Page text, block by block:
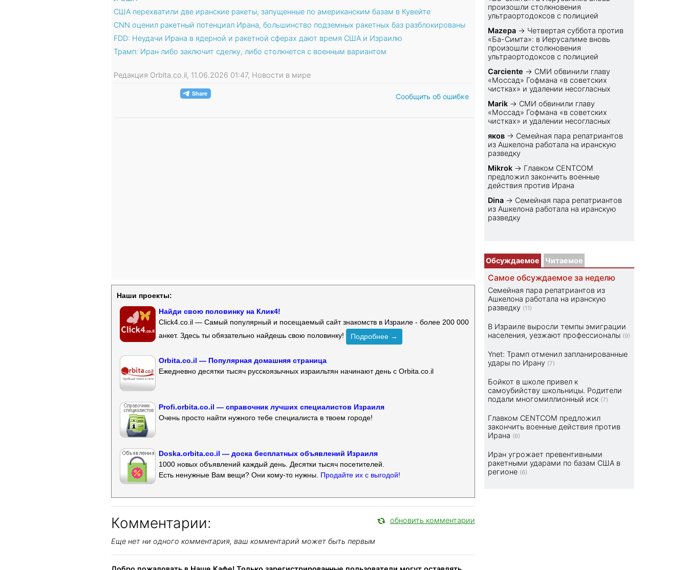
США перехватили две иранские ракеты, запущенные по американским базам в Кувейте
CNN оценил ракетный потенциал Ирана, большинство подземных ракетных баз разблокированы
FDD: Неудачи Ирана в ядерной и ракетной сферах дают время США и Израилю
Трамп: Иран либо заключит сделку, либо столкнется с военным вариантом
Редакция Orbita.co.il, 11.06.2026 01:47, Новости в мире
Сообщить об ошибке
Наши проекты:
Найди свою половинку на Клик4!
Click4.co.il — Самый популярный и посещаемый сайт знакомств в Израиле - более 200 000
анкет. Здесь ты обязательно найдешь свою половинку!
Подробнее →
Orbita.co.il — Популярная домашняя страница
Ежедневно десятки тысяч русскоязычных израильтян начинают день с Orbita.co.il
Profi.orbita.co.il — справочник лучших специалистов Израиля
Очень просто найти нужного тебе специалиста в твоем городе!
Doska.orbita.co.il — доска бесплатных объявлений Израиля
1000 новых объявлений каждый день. Десятки тысяч посетителей.
Есть ненужные Вам вещи? Они кому-то нужны. Продайте их с выгодой!
Комментарии: обновить комментарии
Еще нет ни одного комментария, ваш комментарий может быть первым
произошли столкновения
ультраортодоксов с полицией
Mazepa → Четвертая суббота против
«Ба-Симта»: в Иерусалиме вновь
произошли столкновения
ультраортодоксов с полицией
Carciente → СМИ обвинили главу
«Моссад» Гофмана «в советских
чистках» и удалении несогласных
Marik → СМИ обвинили главу
«Моссад» Гофмана «в советских
чистках» и удалении несогласных
яков → Семейная пара репатриантов
из Ашкелона работала на иранскую
разведку
Mikrok → Главком CENTCOM
предложил закончить военные
действия против Ирана
Dina → Семейная пара репатриантов
из Ашкелона работала на иранскую
разведку
Обсуждаемое Читаемое
Самое обсуждаемое за неделю
Семейная пара репатриантов из
Ашкелона работала на иранскую
разведку (11)
В Израиле выросли темпы эмиграции
населения, уезжают профессионалы (9)
Ynet: Трамп отменил запланированные
удары по Ирану (7)
Бойкот в школе привел к
самоубийству школьницы. Родители
подали многомиллионный иск (7)
Главком CENTCOM предложил
закончить военные действия против
Ирана (6)
Иран угрожает превентивными
ракетными ударами по базам США в
регионе (6)